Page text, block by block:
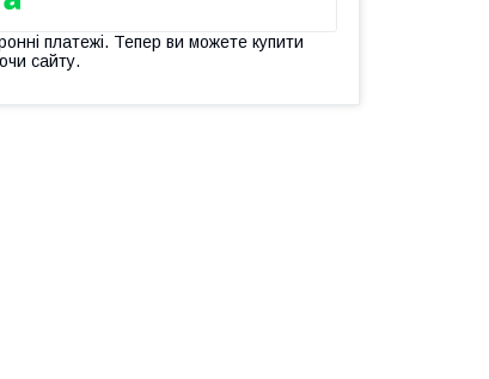
платежі. Тепер ви можете купити
сайту.